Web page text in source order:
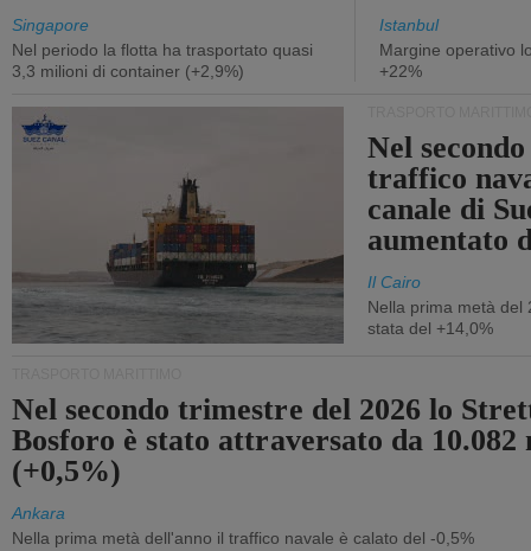
Singapore
Nel periodo la flotta ha trasportato quasi
3,3 milioni di container (+2,9%)
Istanbul
Margine operativo
+22%
Nel
traffico
canale di
aumentato
Il Cairo
Nella prima metà del
stata del +14,0%
Nel secondo trimestre del 2026 lo
Bosforo è stato attraversato da 10.082
(+0,5%)
Ankara
Nella prima metà dell'anno il traffico navale è calato del -0,5%